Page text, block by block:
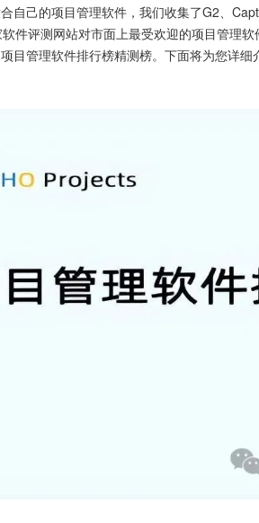
自己的项目管理软件，我们收集了G2、
件评测网站对市面上最受欢迎的项目管理
目管理软件排行榜精测榜。下面将为您详细